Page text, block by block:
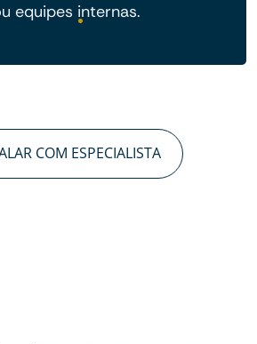
equipes internas.
COM ESPECIALISTA